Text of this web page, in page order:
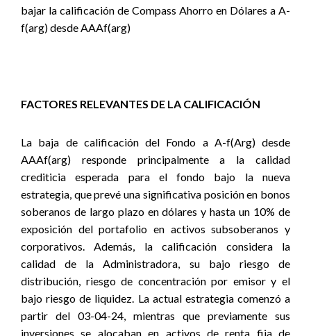
bajar la calificación de Compass Ahorro en Dólares a A-
f(arg) desde AAAf(arg)
FACTORES RELEVANTES DE LA CALIFICACIÓN
La baja de calificación del Fondo a A-f(Arg) desde
AAAf(arg) responde principalmente a la calidad
crediticia esperada para el fondo bajo la nueva
estrategia, que prevé una significativa posición en bonos
soberanos de largo plazo en dólares y hasta un 10% de
exposición del portafolio en activos subsoberanos y
corporativos. Además, la calificación considera la
calidad de la Administradora, su bajo riesgo de
distribución, riesgo de concentración por emisor y el
bajo riesgo de liquidez. La actual estrategia comenzó a
partir del 03-04-24, mientras que previamente sus
inversiones se alocaban en activos de renta fija de